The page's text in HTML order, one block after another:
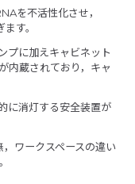
を不活性化させ，
す。
プに加えキャビネット
内蔵されており，キャ
に消灯する安全装置が
ワークスペースの違い